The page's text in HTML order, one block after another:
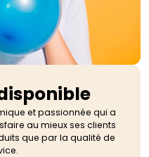
et passionnée qui a
au mieux ses clients
que par la qualité de